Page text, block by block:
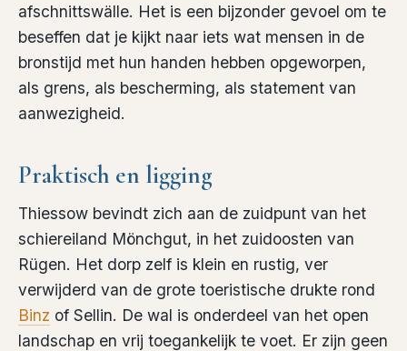
afschnittswälle. Het is een bijzonder gevoel om te
beseffen dat je kijkt naar iets wat mensen in de
bronstijd met hun handen hebben opgeworpen,
als grens, als bescherming, als statement van
aanwezigheid.
Praktisch en ligging
Thiessow bevindt zich aan de zuidpunt van het
schiereiland Mönchgut, in het zuidoosten van
Rügen. Het dorp zelf is klein en rustig, ver
verwijderd van de grote toeristische drukte rond
Binz of Sellin. De wal is onderdeel van het open
landschap en vrij toegankelijk te voet. Er zijn geen